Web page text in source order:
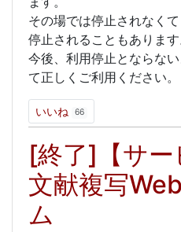
その場では停止されなく
停止されることもあります
今後、利用停止とならな
て正しくご利用ください。
いいね 66
[終了]【サー
文献複写
ム